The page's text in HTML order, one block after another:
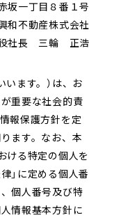
電子公告
地域創生事業
オープン
イノベーション
取り組み
重要課題
（マテリアリティ）
次世代を担う人材創
社会貢献活動・
コミュニティ支援
内容索引
連結業績推移
坂一丁目８番１号
和不動産株式会社
役社長 三輪 正浩
います。）は、お
重要な社会的責
報保護方針を定
ます。なお、本
ける特定の個人を
」に定める個人番
個人番号及び特
情報基本方針に